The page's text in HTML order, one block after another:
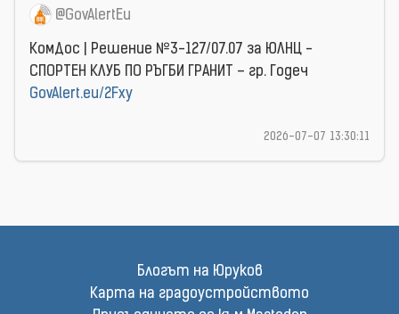
@GovAlertEu
КомДос | Решение №3-127/07.07 за ЮЛНЦ -
СПОРТЕН КЛУБ ПО РЪГБИ ГРАНИТ – гр. Годеч
GovAlert.eu/2Fxy
2026-07-07 13:30:11
Блогът на Юруков
Карта на градоустройството